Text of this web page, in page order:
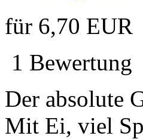
für 6,70 EUR
1 Bewertung
Der absolute
Mit Ei, viel